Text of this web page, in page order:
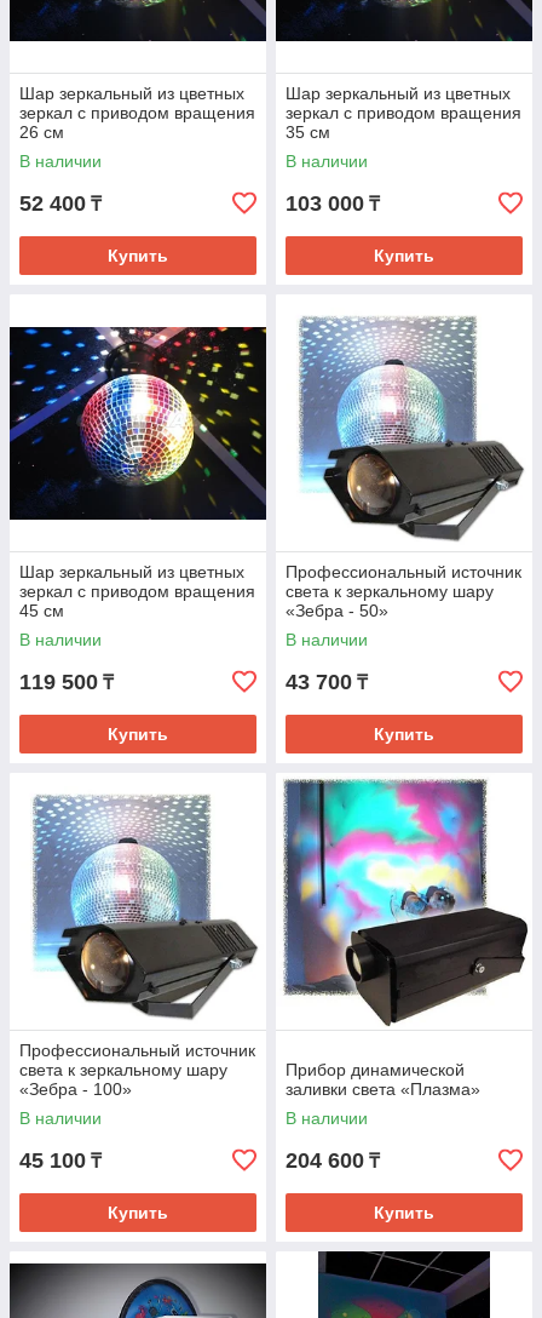
Шар зеркальный из цветных
зеркал с приводом вращения
26 см
В наличии
52 400 ₸
Купить
Шар зеркальный из цветных
зеркал с приводом вращения
35 см
В наличии
103 000 ₸
Купить
Шар зеркальный из цветных
зеркал с приводом вращения
45 см
В наличии
119 500 ₸
Купить
Профессиональный источник
света к зеркальному шару
«Зебра - 50»
В наличии
43 700 ₸
Купить
Профессиональный источник
света к зеркальному шару
«Зебра - 100»
В наличии
45 100 ₸
Купить
Прибор динамической
заливки света «Плазма»
В наличии
204 600 ₸
Купить